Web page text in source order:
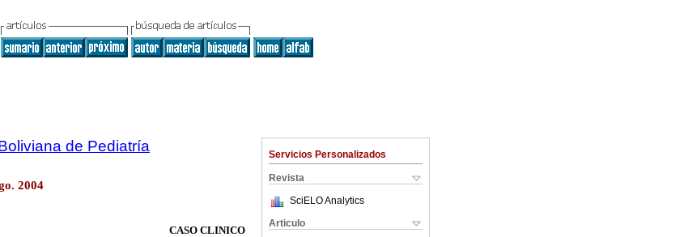
Servicios Personalizados
Revista
SciELO Analytics
Articulo
de Pediatría
2004
CASO CLINICO